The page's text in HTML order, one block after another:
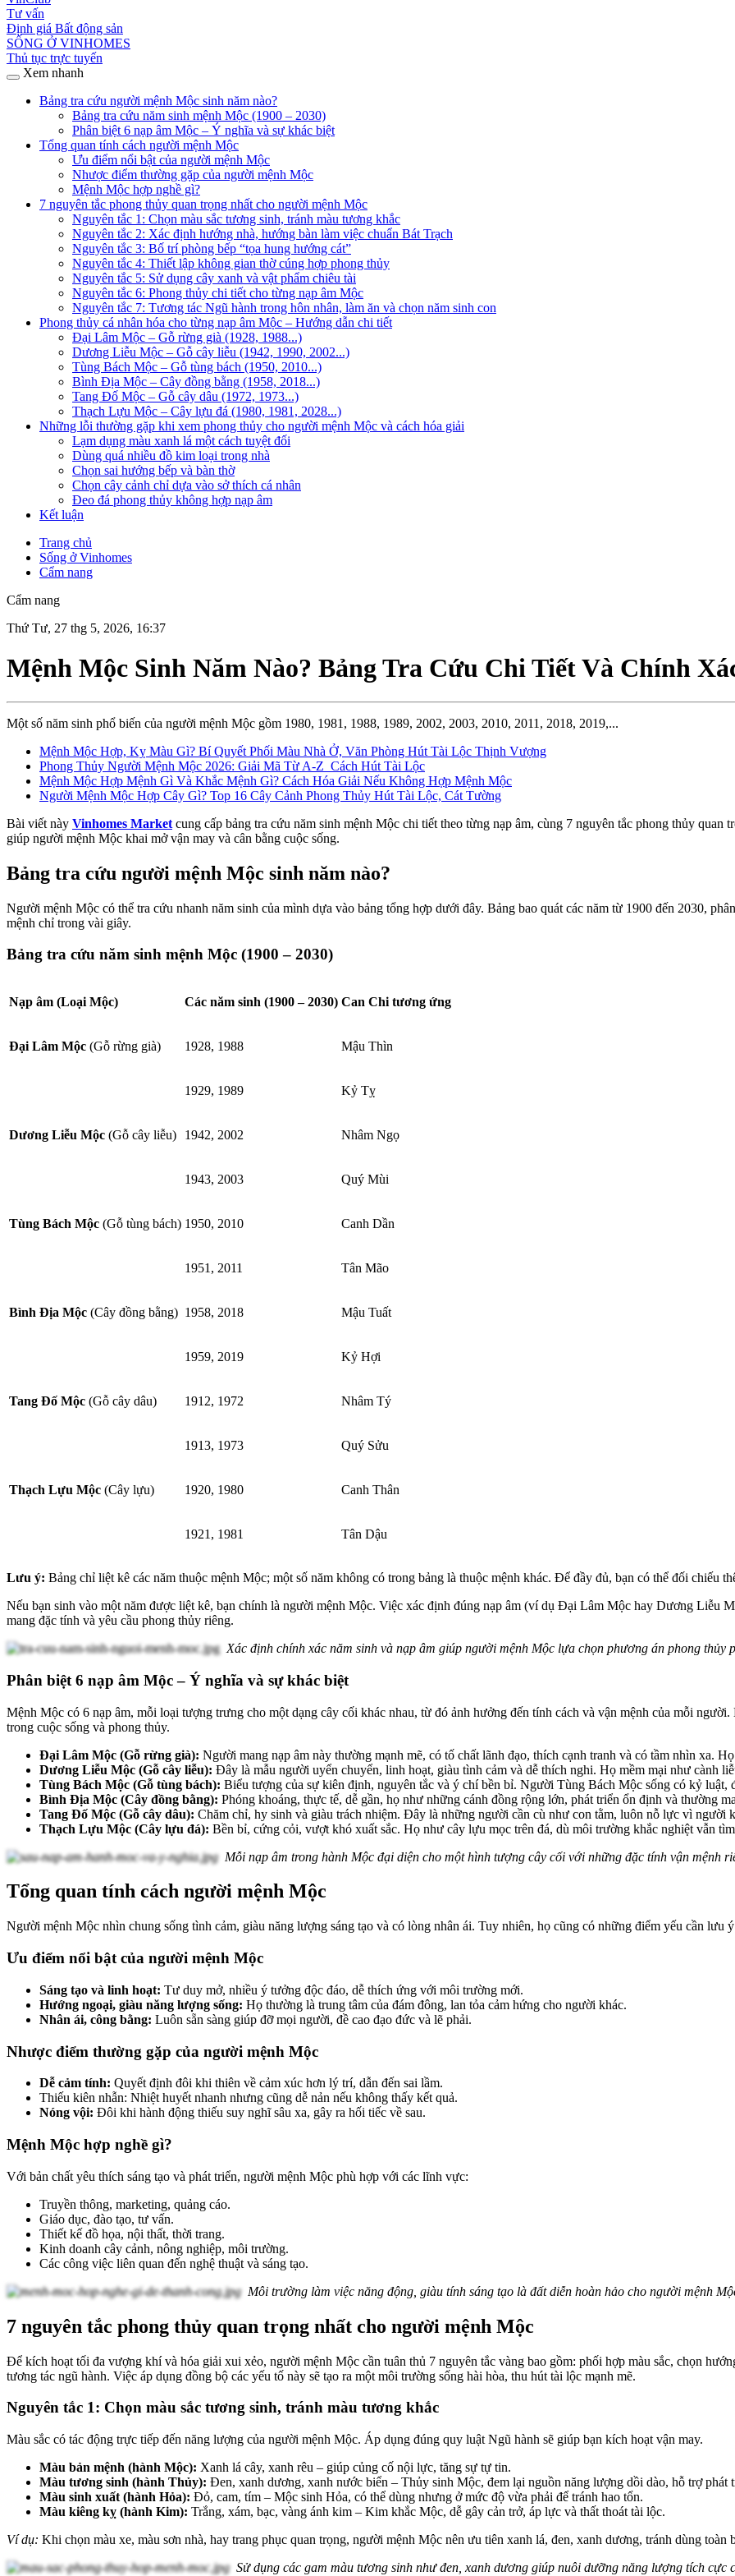
Tư vấn
Định giá Bất động sản
SỐNG Ở VINHOMES
Thủ tục trực tuyến
Xem nhanh
Bảng tra cứu người mệnh Mộc sinh năm nào?
Bảng tra cứu năm sinh mệnh Mộc (1900 – 2030)
Phân biệt 6 nạp âm Mộc – Ý nghĩa và sự khác biệt
Tổng quan tính cách người mệnh Mộc
Ưu điểm nổi bật của người mệnh Mộc
Nhược điểm thường gặp của người mệnh Mộc
Mệnh Mộc hợp nghề gì?
7 nguyên tắc phong thủy quan trọng nhất cho người mệnh Mộc
Nguyên tắc 1: Chọn màu sắc tương sinh, tránh màu tương khắc
Nguyên tắc 2: Xác định hướng nhà, hướng bàn làm việc chuẩn Bát Trạch
Nguyên tắc 3: Bố trí phòng bếp “tọa hung hướng cát”
Nguyên tắc 4: Thiết lập không gian thờ cúng hợp phong thủy
Nguyên tắc 5: Sử dụng cây xanh và vật phẩm chiêu tài
Nguyên tắc 6: Phong thủy chi tiết cho từng nạp âm Mộc
Nguyên tắc 7: Tương tác Ngũ hành trong hôn nhân, làm ăn và chọn năm sinh con
Phong thủy cá nhân hóa cho từng nạp âm Mộc – Hướng dẫn chi tiết
Đại Lâm Mộc – Gỗ rừng già (1928, 1988...)
Dương Liễu Mộc – Gỗ cây liễu (1942, 1990, 2002...)
Tùng Bách Mộc – Gỗ tùng bách (1950, 2010...)
Bình Địa Mộc – Cây đồng bằng (1958, 2018...)
Tang Đố Mộc – Gỗ cây dâu (1972, 1973...)
Thạch Lựu Mộc – Cây lựu đá (1980, 1981, 2028...)
Những lỗi thường gặp khi xem phong thủy cho người mệnh Mộc và cách hóa giải
Lạm dụng màu xanh lá một cách tuyệt đối
Dùng quá nhiều đồ kim loại trong nhà
Chọn sai hướng bếp và bàn thờ
Chọn cây cảnh chỉ dựa vào sở thích cá nhân
Đeo đá phong thủy không hợp nạp âm
Kết luận
Trang chủ
Sống ở Vinhomes
Cẩm nang
Cẩm nang
Thứ Tư, 27 thg 5, 2026, 16:37
Mệnh Mộc Sinh Năm Nào? Bảng Tra Cứu Chi Tiết Và Chính
Một số năm sinh phổ biến của người mệnh Mộc gồm 1980, 1981, 1988, 1989, 2002, 2003, 2010, 2011, 2018, 2019,...
Mệnh Mộc Hợp, Kỵ Màu Gì? Bí Quyết Phối Màu Nhà Ở, Văn Phòng Hút Tài Lộc Thịnh Vượng
Phong Thủy Người Mệnh Mộc 2026: Giải Mã Từ A-Z Cách Hút Tài Lộc
Mệnh Mộc Hợp Mệnh Gì Và Khắc Mệnh Gì? Cách Hóa Giải Nếu Không Hợp Mệnh Mộc
Người Mệnh Mộc Hợp Cây Gì? Top 16 Cây Cảnh Phong Thủy Hút Tài Lộc, Cát Tường
Bài viết này Vinhomes Market cung cấp bảng tra cứu năm sinh mệnh Mộc chi tiết theo từng nạp âm, cùng 7 nguyên tắc phong thủy quan
giúp người mệnh Mộc khai mở vận may và cân bằng cuộc sống.
Bảng tra cứu người mệnh Mộc sinh năm nào?
Người mệnh Mộc có thể tra cứu nhanh năm sinh của mình dựa vào bảng tổng hợp dưới đây. Bảng bao quát các năm từ 1900 đến 2030,
mệnh chỉ trong vài giây.
Bảng tra cứu năm sinh mệnh Mộc (1900 – 2030)
Nạp âm (Loại Mộc) Các năm sinh (1900 – 2030) Can Chi tương ứng
Đại Lâm Mộc (Gỗ rừng già) 1928, 1988 Mậu Thìn
1929, 1989 Kỷ Tỵ
Dương Liễu Mộc (Gỗ cây liễu) 1942, 2002 Nhâm Ngọ
1943, 2003 Quý Mùi
Tùng Bách Mộc (Gỗ tùng bách) 1950, 2010 Canh Dần
1951, 2011 Tân Mão
Bình Địa Mộc (Cây đồng bằng) 1958, 2018 Mậu Tuất
1959, 2019 Kỷ Hợi
Tang Đố Mộc (Gỗ cây dâu) 1912, 1972 Nhâm Tý
1913, 1973 Quý Sửu
Thạch Lựu Mộc (Cây lựu) 1920, 1980 Canh Thân
1921, 1981 Tân Dậu
Lưu ý: Bảng chỉ liệt kê các năm thuộc mệnh Mộc; một số năm không có trong bảng là thuộc mệnh khác. Để đầy đủ, bạn có thể đối chiếu
Nếu bạn sinh vào một năm được liệt kê, bạn chính là người mệnh Mộc. Việc xác định đúng nạp âm (ví dụ Đại Lâm Mộc hay Dương Liễu
mang đặc tính và yêu cầu phong thủy riêng.
Xác định chính xác năm sinh và nạp âm giúp người mệnh Mộc lựa chọn phương án phong thủy
Phân biệt 6 nạp âm Mộc – Ý nghĩa và sự khác biệt
Mệnh Mộc có 6 nạp âm, mỗi loại tượng trưng cho một dạng cây cối khác nhau, từ đó ảnh hưởng đến tính cách và vận mệnh của mỗi
trong cuộc sống và phong thủy.
Đại Lâm Mộc (Gỗ rừng già): Người mang nạp âm này thường mạnh mẽ, có tố chất lãnh đạo, thích cạnh tranh và có tầm nhìn xa.
Dương Liễu Mộc (Gỗ cây liễu): Đây là mẫu người uyển chuyển, linh hoạt, giàu tình cảm và dễ thích nghi. Họ mềm mại như cành
Tùng Bách Mộc (Gỗ tùng bách): Biểu tượng của sự kiên định, nguyên tắc và ý chí bền bỉ. Người Tùng Bách Mộc sống có kỷ luật,
Bình Địa Mộc (Cây đồng bằng): Phóng khoáng, thực tế, dễ gần, họ như những cánh đồng rộng lớn, phát triển ổn định và thường
Tang Đố Mộc (Gỗ cây dâu): Chăm chỉ, hy sinh và giàu trách nhiệm. Đây là những người cần cù như con tằm, luôn nỗ lực vì người
Thạch Lựu Mộc (Cây lựu đá): Bền bỉ, cứng cỏi, vượt khó xuất sắc. Họ như cây lựu mọc trên đá, dù môi trường khắc nghiệt vẫn
Mỗi nạp âm trong hành Mộc đại diện cho một hình tượng cây cối với những đặc tính vận mệnh
Tổng quan tính cách người mệnh Mộc
Người mệnh Mộc nhìn chung sống tình cảm, giàu năng lượng sáng tạo và có lòng nhân ái. Tuy nhiên, họ cũng có những điểm yếu cần lưu
Ưu điểm nổi bật của người mệnh Mộc
Sáng tạo và linh hoạt: Tư duy mở, nhiều ý tưởng độc đáo, dễ thích ứng với môi trường mới.
Hướng ngoại, giàu năng lượng sống: Họ thường là trung tâm của đám đông, lan tỏa cảm hứng cho người khác.
Nhân ái, công bằng: Luôn sẵn sàng giúp đỡ mọi người, đề cao đạo đức và lẽ phải.
Nhược điểm thường gặp của người mệnh Mộc
Dễ cảm tính: Quyết định đôi khi thiên về cảm xúc hơn lý trí, dẫn đến sai lầm.
Thiếu kiên nhẫn: Nhiệt huyết nhanh nhưng cũng dễ nản nếu không thấy kết quả.
Nóng vội: Đôi khi hành động thiếu suy nghĩ sâu xa, gây ra hối tiếc về sau.
Mệnh Mộc hợp nghề gì?
Với bản chất yêu thích sáng tạo và phát triển, người mệnh Mộc phù hợp với các lĩnh vực:
Truyền thông, marketing, quảng cáo.
Giáo dục, đào tạo, tư vấn.
Thiết kế đồ họa, nội thất, thời trang.
Kinh doanh cây cảnh, nông nghiệp, môi trường.
Các công việc liên quan đến nghệ thuật và sáng tạo.
Môi trường làm việc năng động, giàu tính sáng tạo là đất diễn hoàn hảo cho người mệnh
7 nguyên tắc phong thủy quan trọng nhất cho người mệnh Mộc
Để kích hoạt tối đa vượng khí và hóa giải xui xẻo, người mệnh Mộc cần tuân thủ 7 nguyên tắc vàng bao gồm: phối hợp màu sắc, chọn
tương tác ngũ hành. Việc áp dụng đồng bộ các yếu tố này sẽ tạo ra một môi trường sống hài hòa, thu hút tài lộc mạnh mẽ.
Nguyên tắc 1: Chọn màu sắc tương sinh, tránh màu tương khắc
Màu sắc có tác động trực tiếp đến năng lượng của người mệnh Mộc. Áp dụng đúng quy luật Ngũ hành sẽ giúp bạn kích hoạt vận may.
Màu bản mệnh (hành Mộc): Xanh lá cây, xanh rêu – giúp củng cố nội lực, tăng sự tự tin.
Màu tương sinh (hành Thủy): Đen, xanh dương, xanh nước biển – Thủy sinh Mộc, đem lại nguồn năng lượng dồi dào, hỗ trợ phát
Màu sinh xuất (hành Hỏa): Đỏ, cam, tím – Mộc sinh Hỏa, có thể dùng nhưng ở mức độ vừa phải để tránh hao tổn.
Màu kiêng kỵ (hành Kim): Trắng, xám, bạc, vàng ánh kim – Kim khắc Mộc, dễ gây cản trở, áp lực và thất thoát tài lộc.
Ví dụ: Khi chọn màu xe, màu sơn nhà, hay trang phục quan trọng, người mệnh Mộc nên ưu tiên xanh lá, đen, xanh dương, tránh dùng toàn
Sử dụng các gam màu tương sinh như đen, xanh dương giúp nuôi dưỡng năng lượng tích cực